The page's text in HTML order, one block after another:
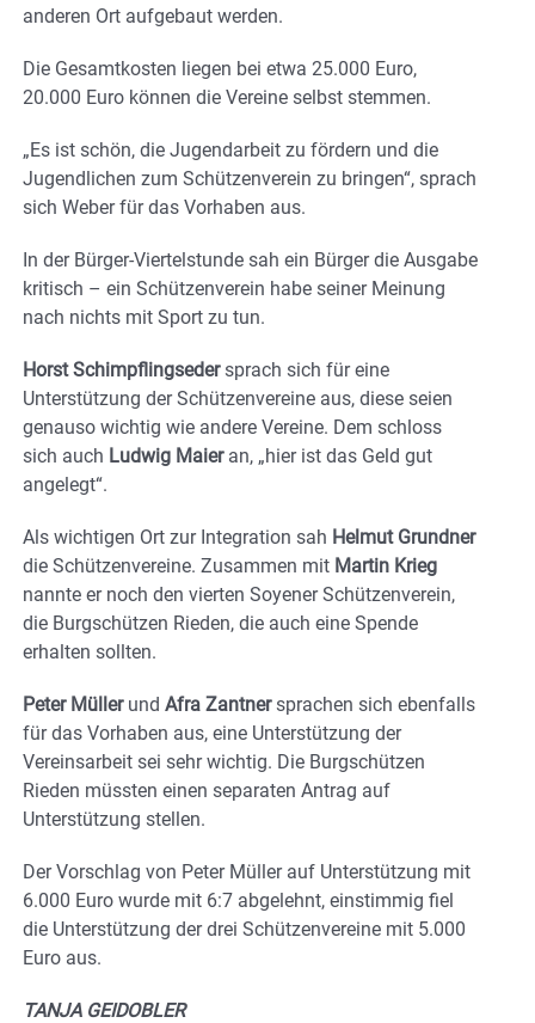
anderen Ort aufgebaut werden.
Die Gesamtkosten liegen bei etwa 25.000 Euro,
20.000 Euro können die Vereine selbst stemmen.
„Es ist schön, die Jugendarbeit zu fördern und die
Jugendlichen zum Schützenverein zu bringen“, sprach
sich Weber für das Vorhaben aus.
In der Bürger-Viertelstunde sah ein Bürger die Ausgabe
kritisch – ein Schützenverein habe seiner Meinung
nach nichts mit Sport zu tun.
Horst Schimpflingsedersprach sich für eine
Unterstützung der Schützenvereine aus, diese seien
genauso wichtig wie andere Vereine. Dem schloss
sich auch Ludwig Maieran, „hier ist das Geld gut
angelegt“.
Als wichtigen Ort zur Integration sah Helmut Grundner
die Schützenvereine. Zusammen mit Martin Krieg
nannte er noch den vierten Soyener Schützenverein,
die Burgschützen Rieden, die auch eine Spende
erhalten sollten.
Peter Müllerund Afra Zantnersprachen sich ebenfalls
für das Vorhaben aus, eine Unterstützung der
Vereinsarbeit sei sehr wichtig. Die Burgschützen
Rieden müssten einen separaten Antrag auf
Unterstützung stellen.
Der Vorschlag von Peter Müller auf Unterstützung mit
6.000 Euro wurde mit 6:7 abgelehnt, einstimmig fiel
die Unterstützung der drei Schützenvereine mit 5.000
Euro aus.
TANJA GEIDOBLER